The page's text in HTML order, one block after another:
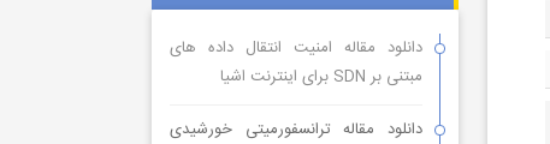
دانلود مقاله امنیت انتقال داده های
مبتنی بر SDN برای اینترنت اشیا
دانلود مقاله ترانسفورمیتی خورشیدی